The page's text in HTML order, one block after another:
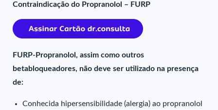
Contraindicação do Propranolol – FURP
FURP-Propranolol, assim como outros
betabloqueadores, não deve ser utilizado na presença
de:
Conhecida hipersensibilidade (alergia) ao propranolol